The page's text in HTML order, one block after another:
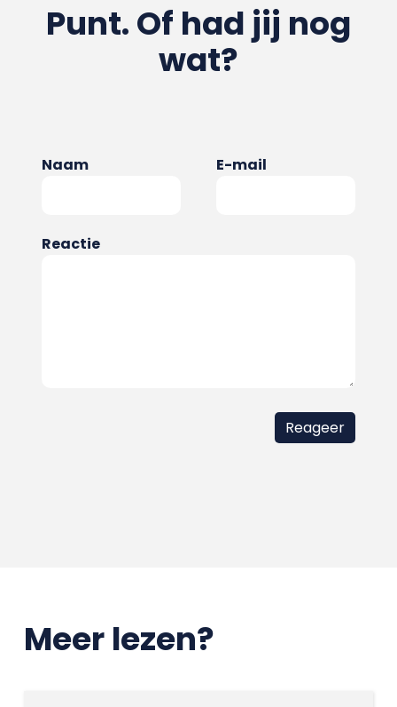
Punt. Of had jij nog
wat?
Naam E-mail
Reactie
Meer lezen?